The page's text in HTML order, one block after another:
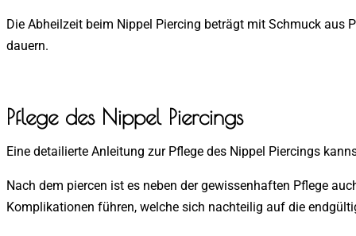
Die Abheilzeit beim Nippel Piercing beträgt mit Schmuck
dauern.
Pflege des Nippel Piercings
Eine detailierte Anleitung zur Pflege des Nippel Piercings
Nach dem piercen ist es neben der gewissenhaften Pflege
Komplikationen führen, welche sich nachteilig auf die